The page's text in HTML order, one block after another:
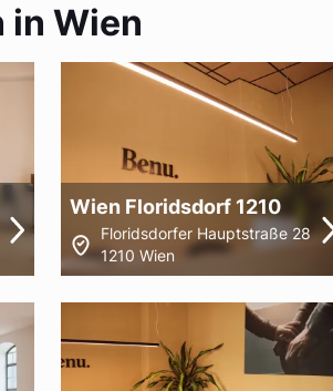
in Wien
Wien Floridsdorf 1210
Floridsdorfer Hauptstraße 28
1210 Wien